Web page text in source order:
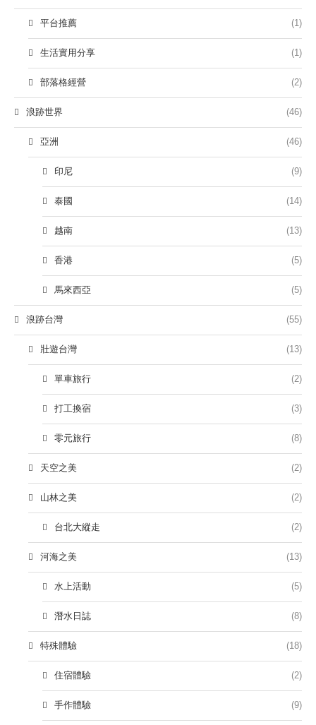
平台推薦 (1)
生活實用分享 (1)
部落格經營 (2)
浪跡世界 (46)
亞洲 (46)
印尼 (9)
泰國 (14)
越南 (13)
香港 (5)
馬來西亞 (5)
浪跡台灣 (55)
壯遊台灣 (13)
單車旅行 (2)
打工換宿 (3)
零元旅行 (8)
天空之美 (2)
山林之美 (2)
台北大縱走 (2)
河海之美 (13)
水上活動 (5)
潛水日誌 (8)
特殊體驗 (18)
住宿體驗 (2)
手作體驗 (9)